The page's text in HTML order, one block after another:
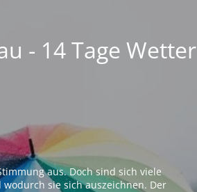
- 14 Tage Wetter
aus. Doch sind sich viele
sie sich auszeichnen. Der